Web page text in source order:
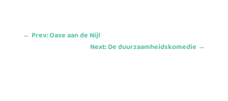
← Prev: Oase aan de Nijl
Next: De duurzaamheidskomedie →